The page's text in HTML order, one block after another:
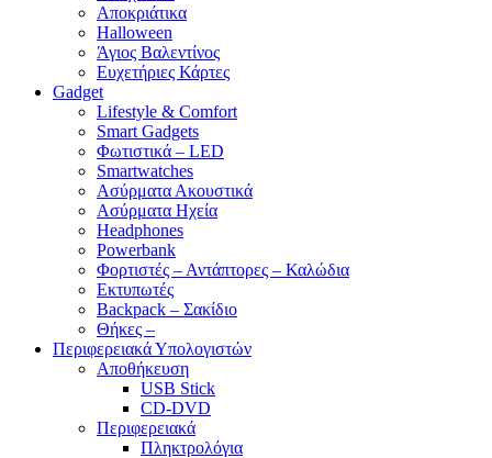
Αποκριάτικα
Halloween
Άγιος Βαλεντίνος
Ευχετήριες Κάρτες
Gadget
Lifestyle & Comfort
Smart Gadgets
Φωτιστικά – LED
Smartwatches
Ασύρματα Ακουστικά
Ασύρματα Ηχεία
Headphones
Powerbank
Φορτιστές – Αντάπτορες – Καλώδια
Εκτυπωτές
Backpack – Σακίδιο
Θήκες –
Περιφερειακά Υπολογιστών
Αποθήκευση
USB Stick
CD-DVD
Περιφερειακά
Πληκτρολόγια